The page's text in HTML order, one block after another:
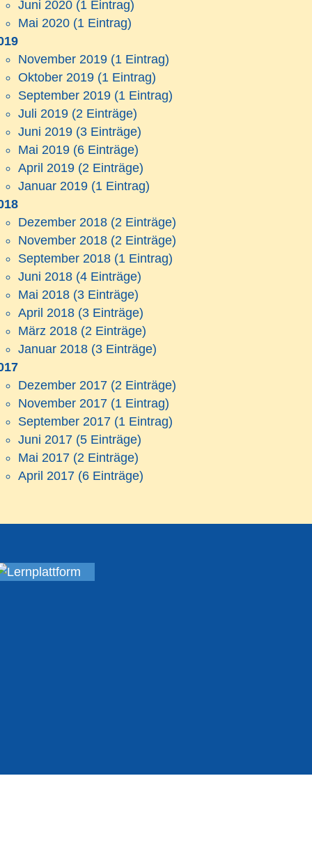
Juni 2020 (1 Eintrag)
Mai 2020 (1 Eintrag)
November 2019 (1 Eintrag)
Oktober 2019 (1 Eintrag)
September 2019 (1 Eintrag)
Juli 2019 (2 Einträge)
Juni 2019 (3 Einträge)
Mai 2019 (6 Einträge)
April 2019 (2 Einträge)
Januar 2019 (1 Eintrag)
Dezember 2018 (2 Einträge)
November 2018 (2 Einträge)
September 2018 (1 Eintrag)
Juni 2018 (4 Einträge)
Mai 2018 (3 Einträge)
April 2018 (3 Einträge)
März 2018 (2 Einträge)
Januar 2018 (3 Einträge)
Dezember 2017 (2 Einträge)
November 2017 (1 Eintrag)
September 2017 (1 Eintrag)
Juni 2017 (5 Einträge)
Mai 2017 (2 Einträge)
April 2017 (6 Einträge)